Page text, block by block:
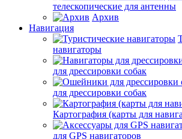
телескопические для антенны
Архив
Навигация
навигаторы
для дрессировки собак
для дрессировки собак
Картография (карты для
для GPS навигаторов